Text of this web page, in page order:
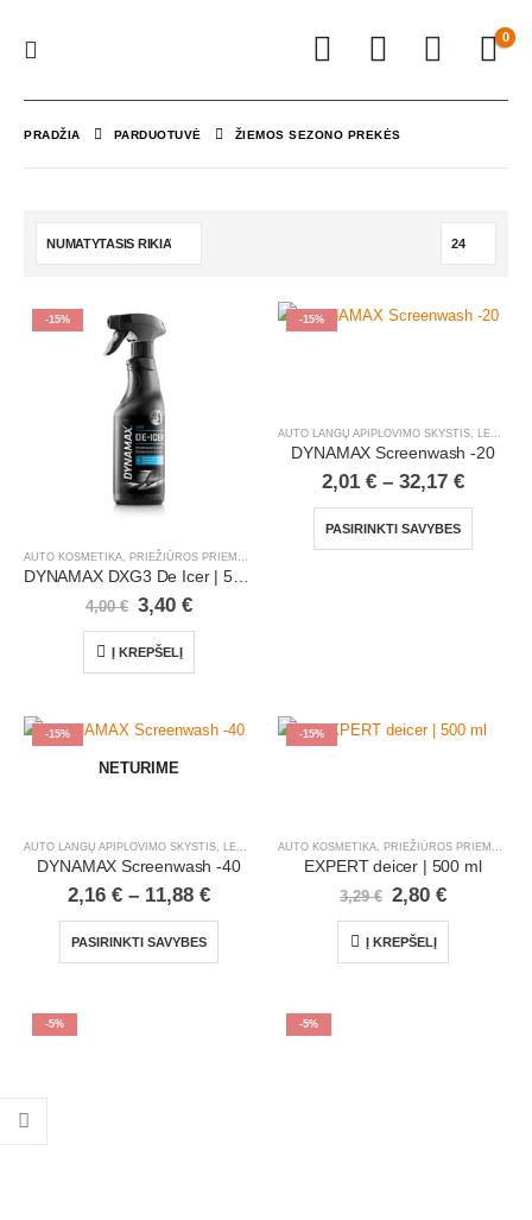
0
PRADŽIA PARDUOTUVĖ ŽIEMOS SEZONO PREKĖS
-15%
DYNAMAX DXG3 De Icer | 500 ml
4,00€ 3,40 €
Į KREPŠELĮ
-15%
AUTO LANGŲ APIPLOVIMO SKYSTIS LENGVIEJI AUTOMOBILIAI
DYNAMAX Screenwash -20
2,01 € – 32,17 €
PASIRINKTI SAVYBES
-15%
NETURIME
AUTO LANGŲ APIPLOVIMO SKYSTIS, LENGVIEJI AUTOMOBILIAI ,ŽIEMOS SEZONO PREKĖS
DYNAMAX Screenwash -40
2,16 € – 11,88 €
PASIRINKTI SAVYBES
-15%
AUTO KOSMETIKA, PRIEŽIŪROS PRIEMONĖS
EXPERT deicer | 500 ml
3,29€ 2,80 €
Į KREPŠELĮ
-5% -5%